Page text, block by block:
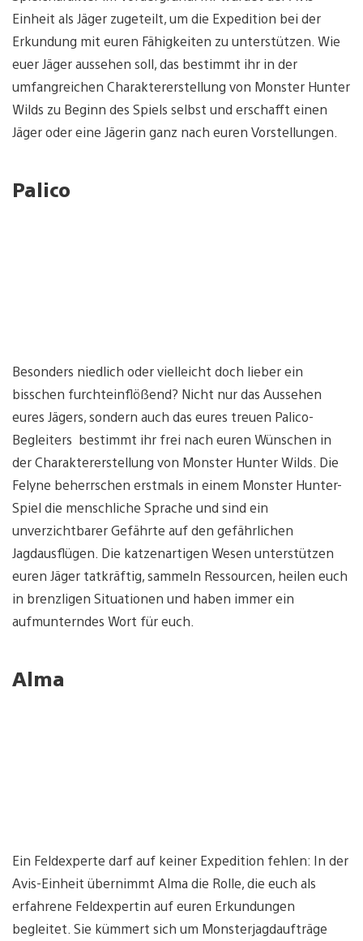
Einheit als Jäger zugeteilt, um die Expedition bei der
Erkundung mit euren Fähigkeiten zu unterstützen. Wie
euer Jäger aussehen soll, das bestimmt ihr in der
umfangreichen Charaktererstellung von Monster Hunter
Wilds zu Beginn des Spiels selbst und erschafft einen
Jäger oder eine Jägerin ganz nach euren Vorstellungen.
Palico
Besonders niedlich oder vielleicht doch lieber ein
bisschen furchteinflößend? Nicht nur das Aussehen
eures Jägers, sondern auch das eures treuen Palico-
Begleiters bestimmt ihr frei nach euren Wünschen in
der Charaktererstellung von Monster Hunter Wilds. Die
Felyne beherrschen erstmals in einem Monster Hunter-
Spiel die menschliche Sprache und sind ein
unverzichtbarer Gefährte auf den gefährlichen
Jagdausflügen. Die katzenartigen Wesen unterstützen
euren Jäger tatkräftig, sammeln Ressourcen, heilen euch
in brenzligen Situationen und haben immer ein
aufmunterndes Wort für euch.
Alma
Ein Feldexperte darf auf keiner Expedition fehlen: In der
Avis-Einheit übernimmt Alma die Rolle, die euch als
erfahrene Feldexpertin auf euren Erkundungen
begleitet. Sie kümmert sich um Monsterjagdaufträge